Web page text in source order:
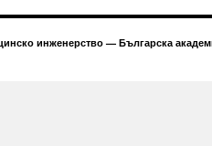
инженерство — Българска